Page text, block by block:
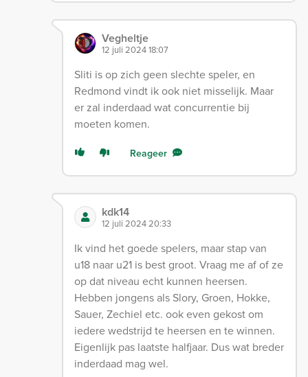
Vegheltje
12 juli 2024 18:07
Sliti is op zich geen slechte speler, en
Redmond vindt ik ook niet misselijk. Maar
er zal inderdaad wat concurrentie bij
moeten komen.
Reageer
kdk14
12 juli 2024 20:33
Ik vind het goede spelers, maar stap van
u18 naar u21 is best groot. Vraag me af of ze
op dat niveau echt kunnen heersen.
Hebben jongens als Slory, Groen, Hokke,
Sauer, Zechiel etc. ook even gekost om
iedere wedstrijd te heersen en te winnen.
Eigenlijk pas laatste halfjaar. Dus wat breder
inderdaad mag wel.